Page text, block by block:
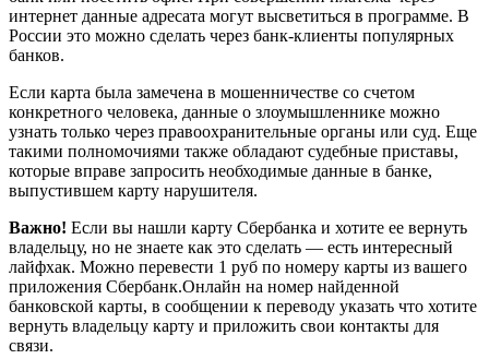
интернет данные адресата могут высветиться в программе. В
России это можно сделать через банк-клиенты популярных
банков.
Если карта была замечена в мошенничестве со счетом
конкретного человека, данные о злоумышленнике можно
узнать только через правоохранительные органы или суд. Еще
такими полномочиями также обладают судебные приставы,
которые вправе запросить необходимые данные в банке,
выпустившем карту нарушителя.
Важно! Если вы нашли карту Сбербанка и хотите ее вернуть
владельцу, но не знаете как это сделать — есть интересный
лайфхак. Можно перевести 1 руб по номеру карты из вашего
приложения Сбербанк.Онлайн на номер найденной
банковской карты, в сообщении к переводу указать что хотите
вернуть владельцу карту и приложить свои контакты для
связи.